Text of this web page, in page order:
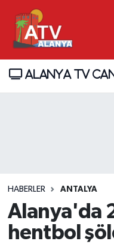
ALANYA TV
HABERLER ANTALYA
Alanya'da
hentbol